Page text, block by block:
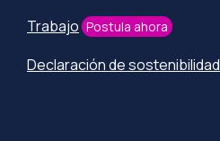
Trabajo Postula ahora
Declaración de sostenibilidad